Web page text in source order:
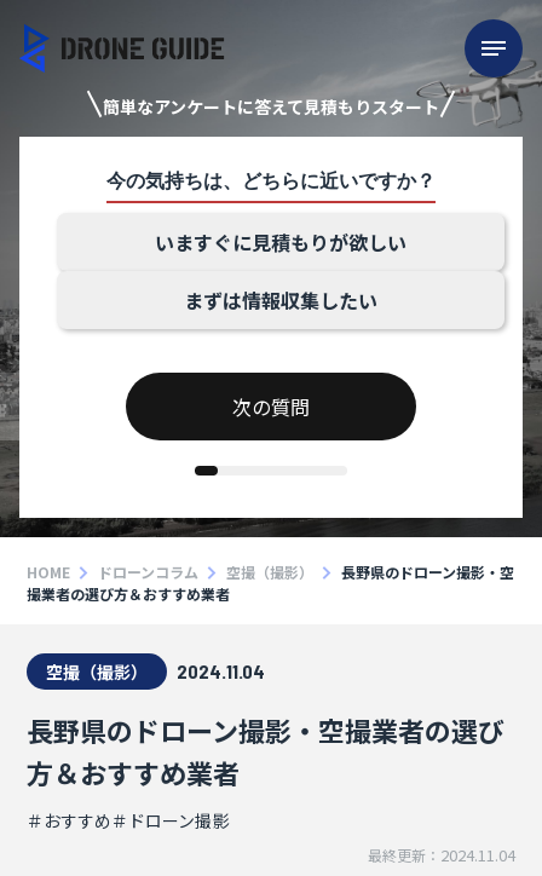
簡単なアンケートに答えて見積もりスタート
今の気持ちは、どちらに近いですか？
いますぐに見積もりが欲しい
まずは情報収集したい
次の質問
HOME ドローンコラム 空撮（撮影）
長野県のドローン撮影・空
撮業者の選び方＆おすすめ業者
空撮（撮影） 2024.11.04
長野県のドローン撮影・空撮業者の選び
方＆おすすめ業者
＃おすすめ ＃ドローン撮影
最終更新： 2024.11.04